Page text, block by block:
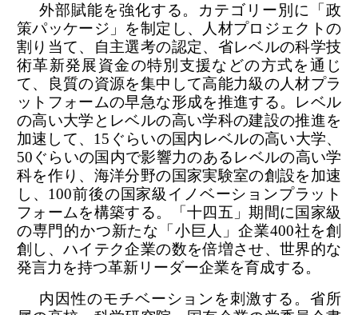
外部賦能を強化する。カテゴリー別に「政
策パッケージ」を制定し、人材プロジェクトの
割り当て、自主選考の認定、省レベルの科学技
術革新発展資金の特別支援などの方式を通じ
て、良質の資源を集中して高能力級の人材プラ
ットフォームの早急な形成を推進する。レベル
の高い大学とレベルの高い学科の建設の推進を
加速して、15ぐらいの国内レベルの高い大学、
50ぐらいの国内で影響力のあるレベルの高い学
科を作り、海洋分野の国家実験室の創設を加速
し、100前後の国家級イノベーションプラット
フォームを構築する。「十四五」期間に国家級
の専門的かつ新たな「小巨人」企業400社を創
創し、ハイテク企業の数を倍増させ、世界的な
発言力を持つ革新リーダー企業を育成する。
内因性のモチベーションを刺激する。省所